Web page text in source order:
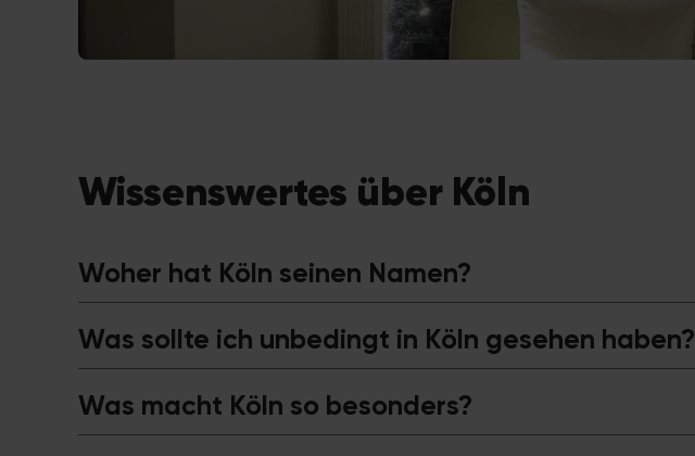
Wissenswertes über Köln
Woher hat Köln seinen Namen?
Was sollte ich unbedingt in Köln gesehen haben?
Was macht Köln so besonders?